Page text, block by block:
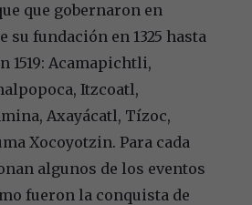
que gobernaron en
su fundación en 1325 hasta
1519: Acamapichtli,
Itzcoatl,
Axayácatl, Tízoc,
Xocoyotzin. Para cada
algunos de los eventos
fueron la conquista de